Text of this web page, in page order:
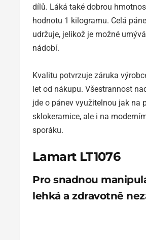
dílů. Láká také dobrou
hodnotu 1 kilogramu. Celá
udržuje, jelikož je možné
nádobí.
Kvalitu potvrzuje záruka
let od nákupu. Všestrannost
jde o pánev využitelnou jak na
sklokeramice, ale i na
sporáku.
Lamart LT1076
Pro snadnou
lehká a zdravotně